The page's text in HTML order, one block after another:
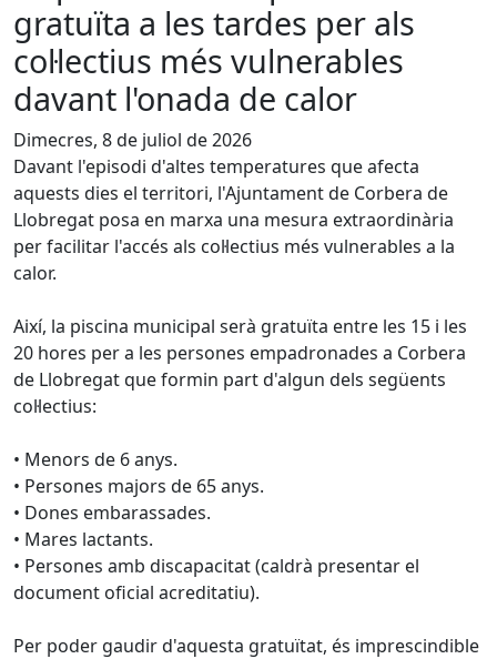
gratuïta a les tardes per als
col·lectius més vulnerables
davant l'onada de calor
Dimecres, 8 de juliol de 2026
Davant l'episodi d'altes temperatures que afecta
aquests dies el territori, l'Ajuntament de Corbera de
Llobregat posa en marxa una mesura extraordinària
per facilitar l'accés als col·lectius més vulnerables a la
calor.
Així, la piscina municipal serà gratuïta entre les 15 i les
20 hores per a les persones empadronades a Corbera
de Llobregat que formin part d'algun dels següents
col·lectius:
• Menors de 6 anys.
• Persones majors de 65 anys.
• Dones embarassades.
• Mares lactants.
• Persones amb discapacitat (caldrà presentar el
document oficial acreditatiu).
Per poder gaudir d'aquesta gratuïtat, és imprescindible